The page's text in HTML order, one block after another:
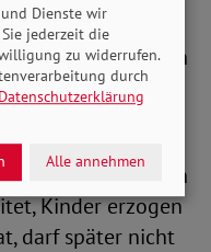
fällt der
liegen die Grenzen
wird mit durch
Grundrente, denn
Kinder erzogen
darf später nicht
Dienste wir
jederzeit die
zu widerrufen.
durch
Datenschutzerklärung
Alle annehmen